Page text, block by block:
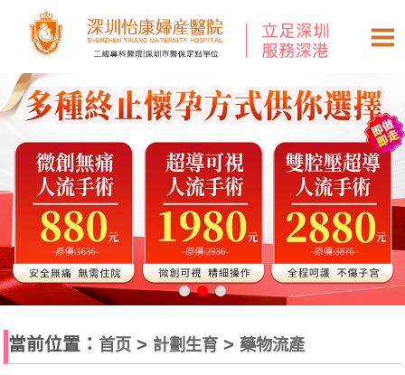
當前位置： 首页 > 計劃生育 > 藥物流產